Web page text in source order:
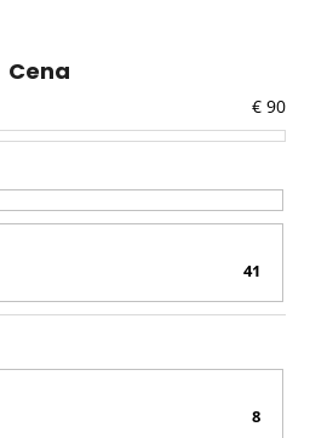
Cena
€ 90
41
8